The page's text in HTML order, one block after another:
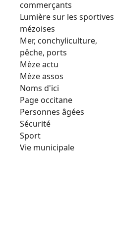
commerçants
Lumière sur les sportives
mézoises
Mer, conchyliculture,
pêche, ports
Mèze actu
Mèze assos
Noms d'ici
Page occitane
Personnes âgées
Sécurité
Sport
Vie municipale